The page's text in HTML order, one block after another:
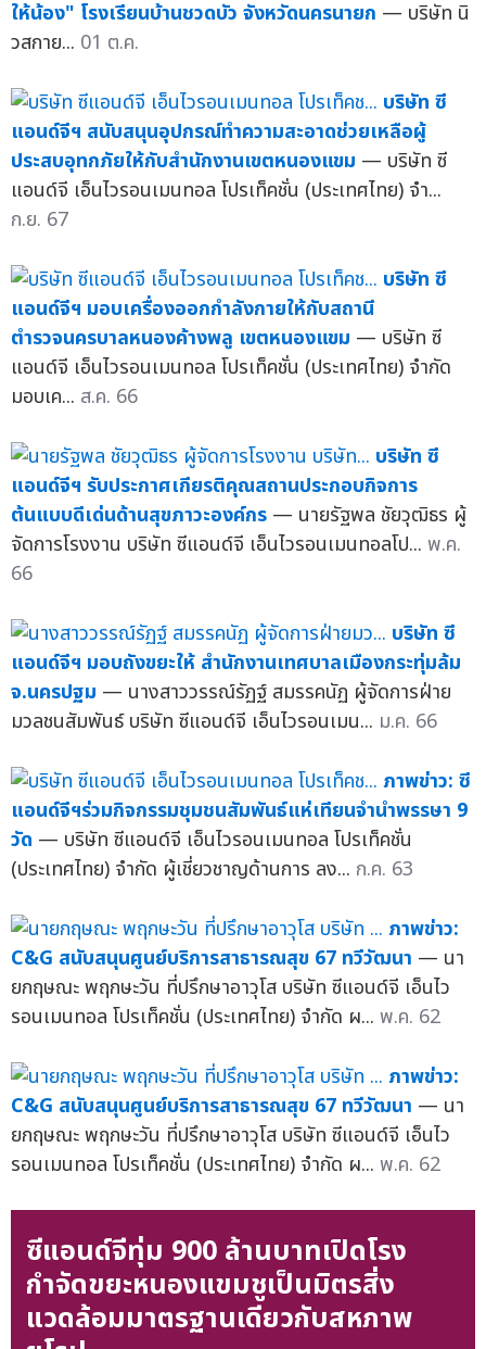
ให้น้อง" โรงเรียนบ้านชวดบัว จังหวัดนครนายก — บริษัท นิ
วสกาย... 01 ต.ค.
บริษัท ซี
แอนด์จีฯ สนับสนุนอุปกรณ์ทำความสะอาดช่วยเหลือผู้
ประสบอุทกภัยให้กับสำนักงานเขตหนองแขม — บริษัท ซี
แอนด์จี เอ็นไวรอนเมนทอล โปรเท็คชั่น (ประเทศไทย) จำ...
ก.ย. 67
บริษัท ซี
แอนด์จีฯ มอบเครื่องออกกำลังกายให้กับสถานี
ตำรวจนครบาลหนองค้างพลู เขตหนองแขม — บริษัท ซี
แอนด์จี เอ็นไวรอนเมนทอล โปรเท็คชั่น (ประเทศไทย) จำกัด
มอบเค... ส.ค. 66
บริษัท ซี
แอนด์จีฯ รับประกาศเกียรติคุณสถานประกอบกิจการ
ต้นแบบดีเด่นด้านสุขภาวะองค์กร — นายรัฐพล ชัยวุฒิธร ผู้
จัดการโรงงาน บริษัท ซีแอนด์จี เอ็นไวรอนเมนทอลโป... พ.ค.
66
บริษัท ซี
แอนด์จีฯ มอบถังขยะให้ สำนักงานเทศบาลเมืองกระทุ่มล้ม
จ.นครปฐม — นางสาววรรณ์รัฏฐ์ สมรรคนัฏ ผู้จัดการฝ่าย
มวลชนสัมพันธ์ บริษัท ซีแอนด์จี เอ็นไวรอนเมน... ม.ค. 66
ภาพข่าว: ซี
แอนด์จีฯร่วมกิจกรรมชุมชนสัมพันธ์แห่เทียนจำนำพรรษา 9
วัด — บริษัท ซีแอนด์จี เอ็นไวรอนเมนทอล โปรเท็คชั่น
(ประเทศไทย) จำกัด ผู้เชี่ยวชาญด้านการ ลง... ก.ค. 63
ภาพข่าว:
C&G สนับสนุนศูนย์บริการสาธารณสุข 67 ทวีวัฒนา — นา
ยกฤษณะ พฤกษะวัน ที่ปรึกษาอาวุโส บริษัท ซีแอนด์จี เอ็นไว
รอนเมนทอล โปรเท็คชั่น (ประเทศไทย) จำกัด ผ... พ.ค. 62
ภาพข่าว:
C&G สนับสนุนศูนย์บริการสาธารณสุข 67 ทวีวัฒนา — นา
ยกฤษณะ พฤกษะวัน ที่ปรึกษาอาวุโส บริษัท ซีแอนด์จี เอ็นไว
รอนเมนทอล โปรเท็คชั่น (ประเทศไทย) จำกัด ผ... พ.ค. 62
ซีแอนด์จีทุ่ม 900 ล้านบาทเปิดโรง
กำจัดขยะหนองแขมชูเป็นมิตรสิ่ง
แวดล้อมมาตรฐานเดียวกับสหภาพ